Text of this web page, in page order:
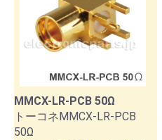
MMCX-LR-PCB 50Ω
トーコネMMCX-LR-PCB
50Ω